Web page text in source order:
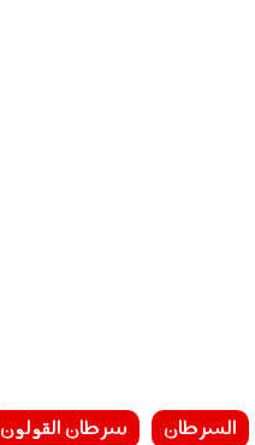
السرطان سرطان القولون